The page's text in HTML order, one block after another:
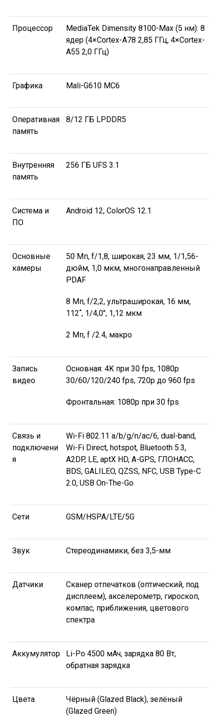
Процессор
MediaTek Dimensity 8100-Max (5 нм): 8
ядер (4×Cortex-A78 2,85 ГГц, 4×Cortex-
A55 2,0 ГГц)
Графика Mali-G610 MC6
Оперативная
память
8/12 ГБ LPDDR5
Внутренняя
память
256 ГБ UFS 3.1
Система и
ПО
Android 12, ColorOS 12.1
Основные
камеры
50 Мп, f/1,8, широкая, 23 мм, 1/1,56-
дюйм, 1,0 мкм, многонаправленный
PDAF
8 Мп, f/2,2, ультраширокая, 16 мм,
112˚, 1/4,0″, 1,12 мкм
2 Мп, f /2.4, макро
Запись
видео
Основная: 4K при 30 fps, 1080p
30/60/120/240 fps, 720p до 960 fps
Фронтальная: 1080p при 30 fps
Связь и
подключени
я
Wi-Fi 802.11 a/b/g/n/ac/6, dual-band,
Wi-Fi Direct, hotspot, Bluetooth 5.3,
A2DP, LE, aptX HD, A-GPS, ГЛОНАСС,
BDS, GALILEO, QZSS, NFC, USB Type-C
2.0, USB On-The-Go
Сети GSM/HSPA/LTE/5G
Звук Стереодинамики, без 3,5-мм
Датчики
Сканер отпечатков (оптический, под
дисплеем), акселерометр, гироскоп,
компас, приближения, цветового
спектра
Аккумулятор
Li-Po 4500 мАч, зарядка 80 Вт,
обратная зарядка
Цвета
Чёрный (Glazed Black), зелёный
(Glazed Green)